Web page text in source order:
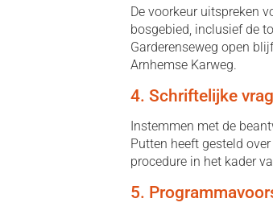
De voorkeur uitspreken
bosgebied, inclusief de
Garderenseweg open
Arnhemse Karweg.
4. Schriftelijke
Instemmen met de
Putten heeft gesteld
procedure in het kader
5.